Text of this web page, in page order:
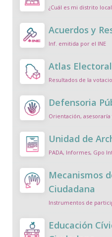
¿Cuál es mi distrito
Acuerdos y
Inf. emitida por el INE
Atlas
Resultados de la
Defensoria
Orientación,
Unidad de
PADA, Informes, Gpo
Mecanismos
Ciudadana
Instrumentos de
Educación